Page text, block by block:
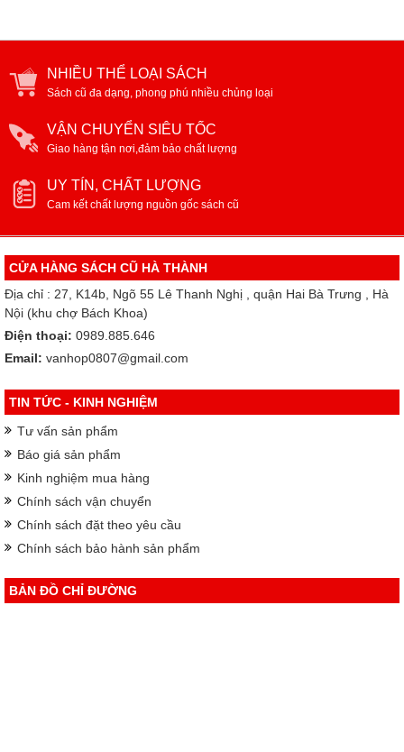
NHIỀU THỂ LOẠI SÁCH
Sách cũ đa dạng, phong phú nhiều chủng loại
VẬN CHUYỂN SIÊU TỐC
Giao hàng tận nơi,đảm bảo chất lượng
UY TÍN, CHẤT LƯỢNG
Cam kết chất lượng nguồn gốc sách cũ
CỬA HÀNG SÁCH CŨ HÀ THÀNH
Địa chỉ : 27, K14b, Ngõ 55 Lê Thanh Nghị , quận Hai Bà Trưng , Hà
Nội (khu chợ Bách Khoa)
Điện thoại: 0989.885.646
Email: vanhop0807@gmail.com
TIN TỨC - KINH NGHIỆM
Tư vấn sản phẩm
Báo giá sản phẩm
Kinh nghiệm mua hàng
Chính sách vận chuyển
Chính sách đặt theo yêu cầu
Chính sách bảo hành sản phẩm
BẢN ĐỒ CHỈ ĐƯỜNG